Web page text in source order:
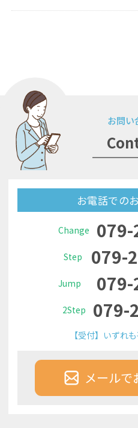
お問い
お電話での
Change
Step 079-
Jump
2Step 079-
【受付】いずれ
メールで